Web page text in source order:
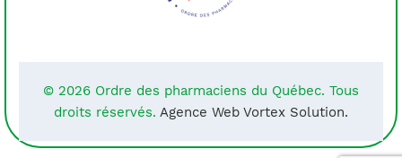
© 2026 Ordre des pharmaciens du Québec. Tous
droits réservés. Agence Web Vortex Solution.